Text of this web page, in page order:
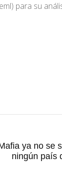
para su
ya no se
ningún país